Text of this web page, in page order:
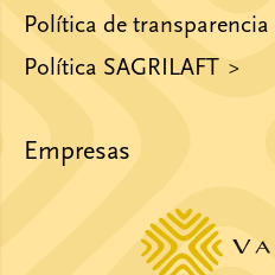
Política de transparencia
Política SAGRILAFT
Empresas